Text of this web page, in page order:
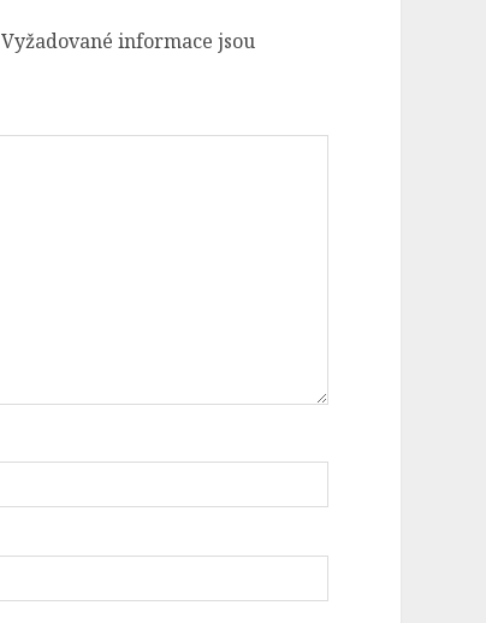
Vyžadované informace jsou